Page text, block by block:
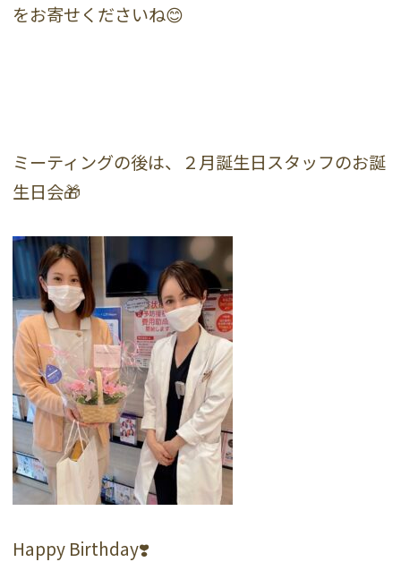
をお寄せくださいね😊
ミーティングの後は、２月誕生日スタッフのお誕
生日会🎁
Happy Birthday❣️